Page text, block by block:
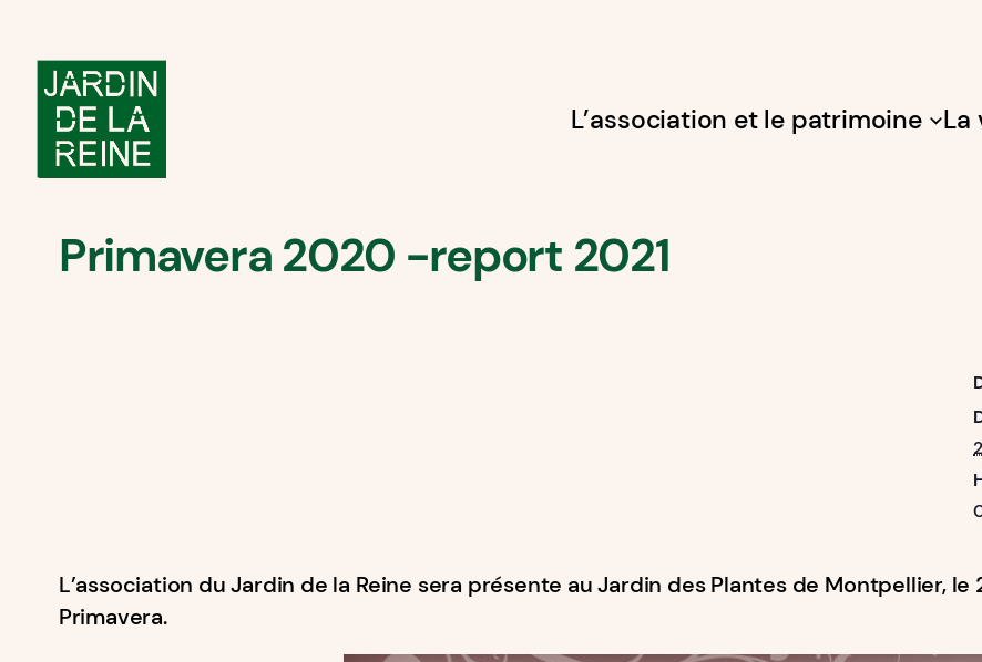
L’association et le patrimoine La
Primavera 2020 -report 2021
L’association du Jardin de la Reine sera présente au Jardin des Plantes de Montpellier, le
Primavera.